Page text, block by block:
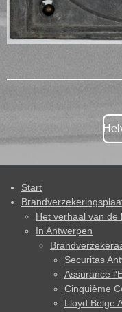
Start
Het verhaal van de
In Antwerpen
Securitas
Assurance
Cinquième
Lloyd Belge